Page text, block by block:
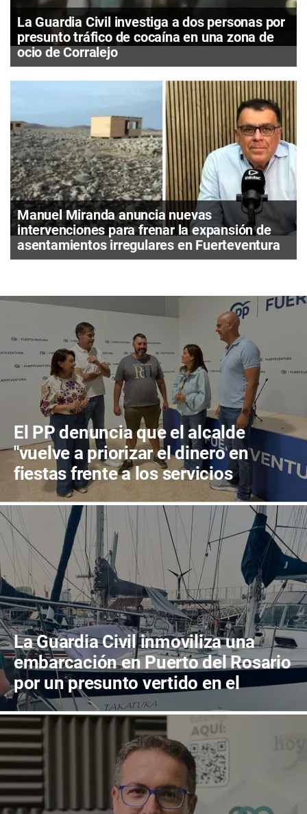
La Guardia Civil investiga a dos personas por
presunto tráfico de cocaína en una zona de
ocio de Corralejo
Manuel Miranda anuncia nuevas
intervenciones para frenar la expansión de
asentamientos irregulares en Fuerteventura
El PP denuncia que el alcalde
"vuelve a priorizar el dinero en
fiestas frente a los servicios
públicos"
La Guardia Civil inmoviliza una
embarcación en Puerto del Rosario
por un presunto vertido en el
muelle